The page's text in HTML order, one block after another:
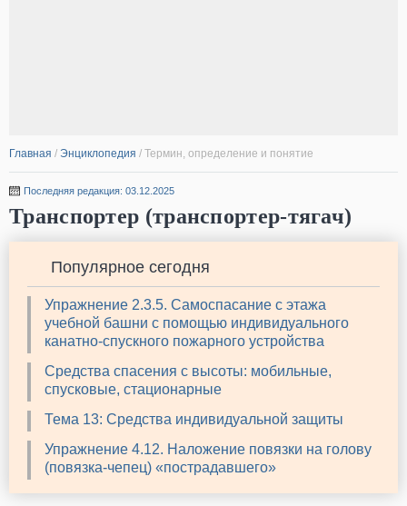
Главная / Энциклопедия / Термин, определение и понятие
Последняя редакция: 03.12.2025
Транспортер (транспортер-тягач)
Популярное сегодня
Упражнение 2.3.5. Самоспасание с этажа
учебной башни с помощью индивидуального
канатно-спускного пожарного устройства
Средства спасения с высоты: мобильные,
спусковые, стационарные
Тема 13: Средства индивидуальной защиты
Упражнение 4.12. Наложение повязки на голову
(повязка-чепец) «пострадавшего»